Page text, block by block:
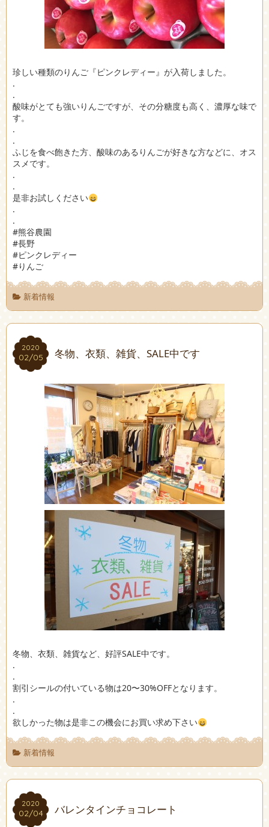
珍しい種類のりんご『ピンクレディー』が入荷しました。
.
.
酸味がとても強いりんごですが、その分糖度も高く、濃厚な味で
す。
.
.
ふじを食べ飽きた方、酸味のあるりんごが好きな方などに、オス
スメです。
.
.
是非お試しください
.
.
#熊谷農園
#長野
#ピンクレディー
#りんご
新着情報
2020
02/05
2020
02/05 冬物、衣類、雑貨、SALE中です
冬物、衣類、雑貨など、好評SALE中です。
.
.
割引シールの付いている物は20〜30%OFFとなります。
.
.
欲しかった物は是非この機会にお買い求め下さい
新着情報
2020
02/04
2020
02/04 バレンタインチョコレート